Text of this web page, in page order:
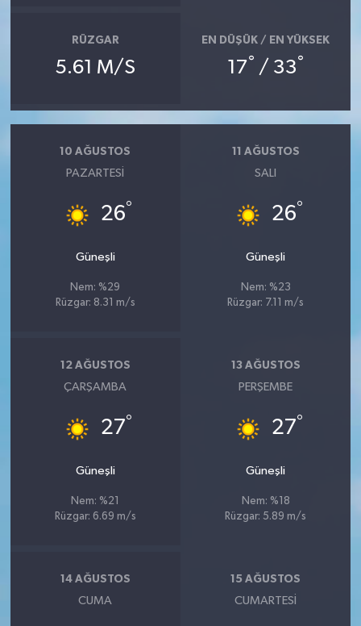
RÜZGAR
5.61 M/S
EN DÜŞÜK / EN YÜKSEK
17° / 33°
10 AĞUSTOS
PAZARTESI
26°
Güneşli
Nem: %29
Rüzgar: 8.31 m/s
11 AĞUSTOS
SALI
26°
Güneşli
Nem: %23
Rüzgar: 7.11 m/s
12 AĞUSTOS
ÇARŞAMBA
27°
Güneşli
Nem: %21
Rüzgar: 6.69 m/s
13 AĞUSTOS
PERŞEMBE
27°
Güneşli
Nem: %18
Rüzgar: 5.89 m/s
14 AĞUSTOS
CUMA
15 AĞUSTOS
CUMARTESI